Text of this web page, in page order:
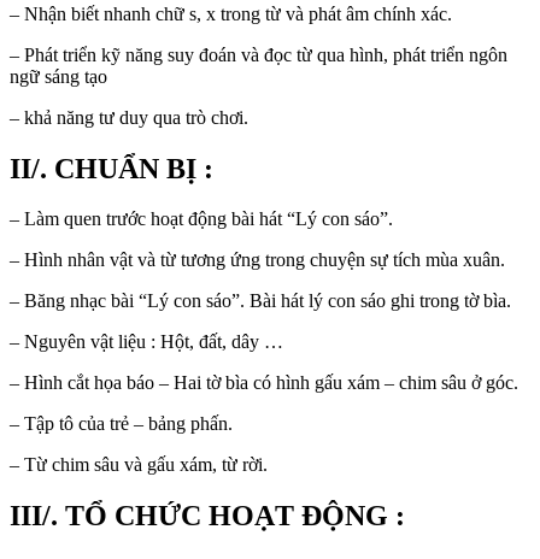
– Nhận biết nhanh chữ s, x trong từ và phát âm chính xác.
– Phát triển kỹ năng suy đoán và đọc từ qua hình, phát triển ngôn
ngữ sáng tạo
– khả năng tư duy qua trò chơi.
II/. CHUẨN BỊ :
– Làm quen trước hoạt động bài hát “Lý con sáo”.
– Hình nhân vật và từ tương ứng trong chuyện sự tích mùa xuân.
– Băng nhạc bài “Lý con sáo”. Bài hát lý con sáo ghi trong tờ bìa.
– Nguyên vật liệu : Hột, đất, dây …
– Hình cắt họa báo – Hai tờ bìa có hình gấu xám – chim sâu ở góc.
– Tập tô của trẻ – bảng phấn.
– Từ chim sâu và gấu xám, từ rời.
III/. TỔ CHỨC HOẠT ĐỘNG :